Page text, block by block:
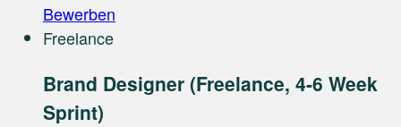
Bewerben
Freelance
Brand Designer (Freelance, 4-6 Week
Sprint)